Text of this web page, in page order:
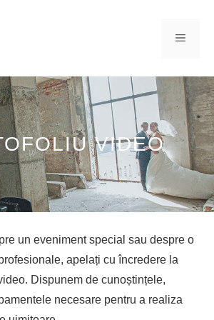
VIDEO
un eveniment special sau despre o
apelați cu încredere la
Dispunem de cunoștințele,
necesare pentru a realiza